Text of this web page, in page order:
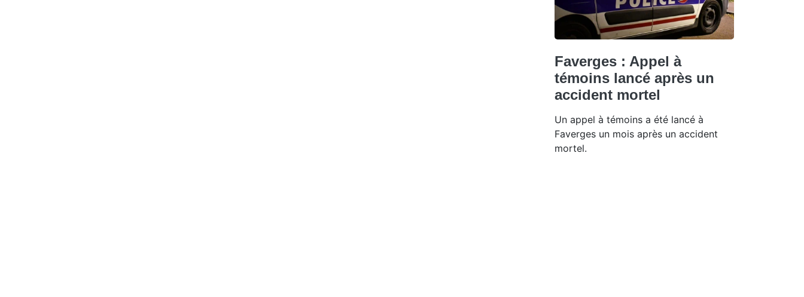
Faverges : Appel à
témoins lancé après un
accident mortel
Un appel à témoins a été lancé à
Faverges un mois après un accident
mortel.